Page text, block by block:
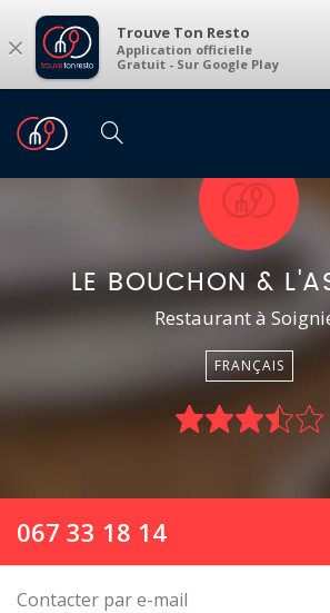
× Trouve Ton Resto
Application officielle
Gratuit - Sur Google Play
LE BOUCHON &
Restaurant à
FRANÇAIS
067 33 18 14
Contacter par e-mail